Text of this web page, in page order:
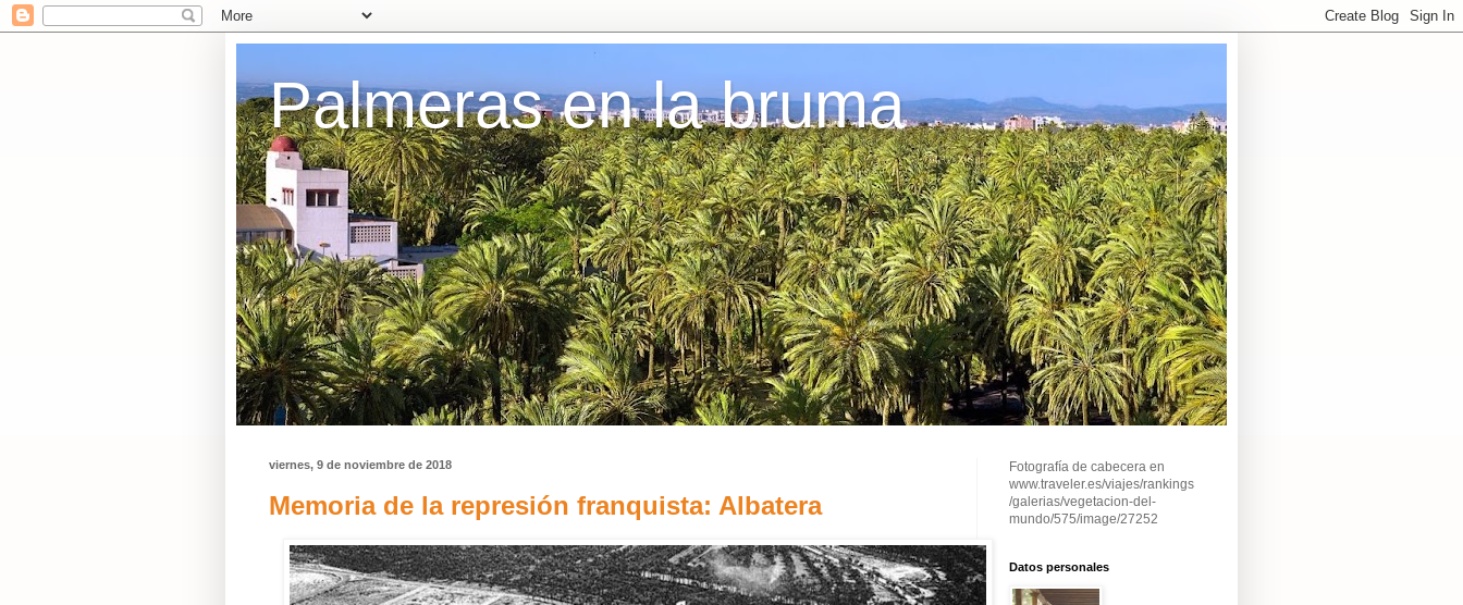
Palmeras en la bruma
viernes, 9 de noviembre de 2018
Memoria de la represión franquista: Albatera
Fotografía de cabecera en
www.traveler.es/viajes/rankings
/galerias/vegetacion-del-
mundo/575/image/27252
Datos personales